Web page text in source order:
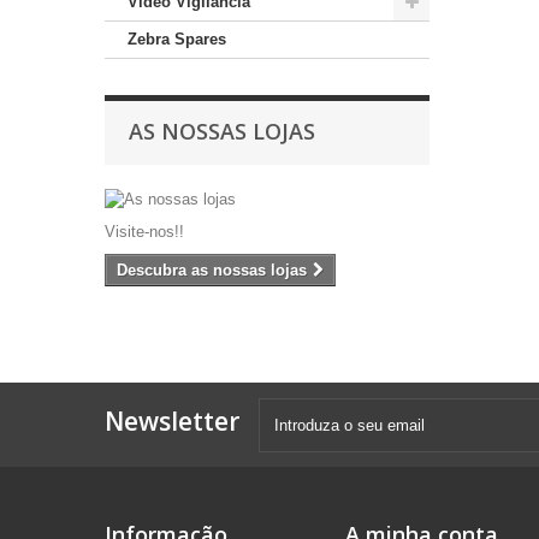
Zebra Spares
AS NOSSAS LOJAS
Visite-nos!!
Descubra as nossas lojas
Newsletter